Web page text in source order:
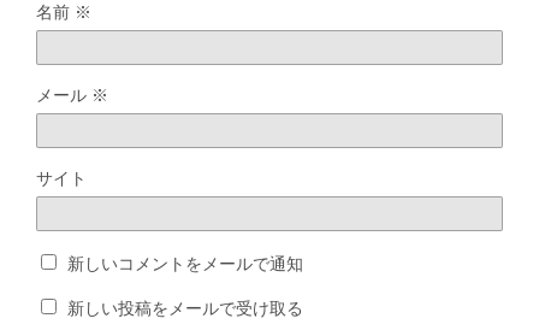
名前 ※
メール ※
サイト
新しいコメントをメールで通知
新しい投稿をメールで受け取る